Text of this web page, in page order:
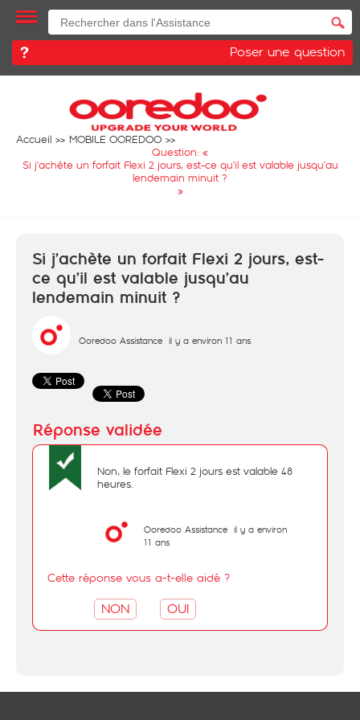
Poser une question
Accueil
MOBILE OOREDOO
Question: «
Si j’achète un forfait Flexi 2 jours, est-ce qu’il est valable jusqu’au
lendemain minuit ?
»
Si j’achète un forfait Flexi 2 jours, est-
ce qu’il est valable jusqu’au
lendemain minuit ?
Ooredoo Assistance il y a environ 11 ans
Non, le forfait Flexi 2 jours est valable 48
heures.
Ooredoo Assistance il y a environ
11 ans
Cette réponse vous a-t-elle aidé ?
NON OUI